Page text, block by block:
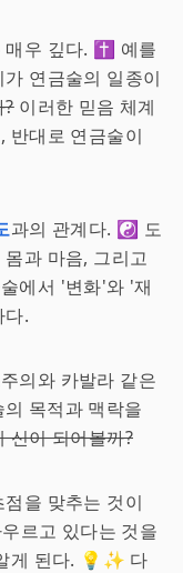
매우 깊다. ✝️ 예를
연금술의 일종이
?이러한 믿음 체계
반대로 연금술이
과의 관계다. ☯️ 도
과 마음, 그리고
에서 '변화'와 '재
다.
의와 카발라 같은
목적과 맥락을
신이 되어볼까?
을 맞추는 것이
르고 있다는 것을
게 된다. 💡✨ 다